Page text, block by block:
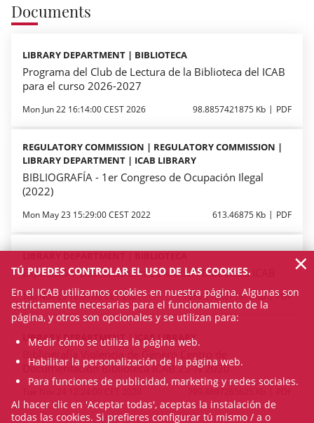
Documents
LIBRARY DEPARTMENT | BIBLIOTECA
Programa del Club de Lectura de la Biblioteca del ICAB
para el curso 2026-2027
Mon Jun 22 16:14:00 CEST 2026 98.8857421875 Kb PDF
REGULATORY COMMISSION | REGULATORY COMMISSION |
LIBRARY DEPARTMENT | ICAB LIBRARY
BIBLIOGRAFÍA - 1er Congreso de Ocupación Ilegal
(2022)
Mon May 23 15:29:00 CEST 2022 613.46875 Kb PDF
Exposición 'Desconstruint La Model'. Biblioteca ICAB
Thu Nov 25 18:00:00 CET 2021 1860.2763671875 Kb PDF
LIBRARY DEPARTMENT | ICAB LIBRARY
Bibliografía Violencia de Género Centro de
Documentación Biblioteca ICAB 25-N 2020
TÚ PUEDES CONTROLAR EL USO DE LAS COOKIES.
En el ICAB utilizamos cookies en nuestra página. Algunas son
estrictamente necesarias para el funcionamiento de la
página, y otros son opcionales y se utilizan para:
Medir cómo se utiliza la página web.
Habilitar la personalización de la página web.
Para funciones de publicidad, marketing y redes sociales.
Al hacer clic en 'Aceptar todas', aceptas la instalación de
todas las cookies. Si prefieres configurar tú mismo / a o
×